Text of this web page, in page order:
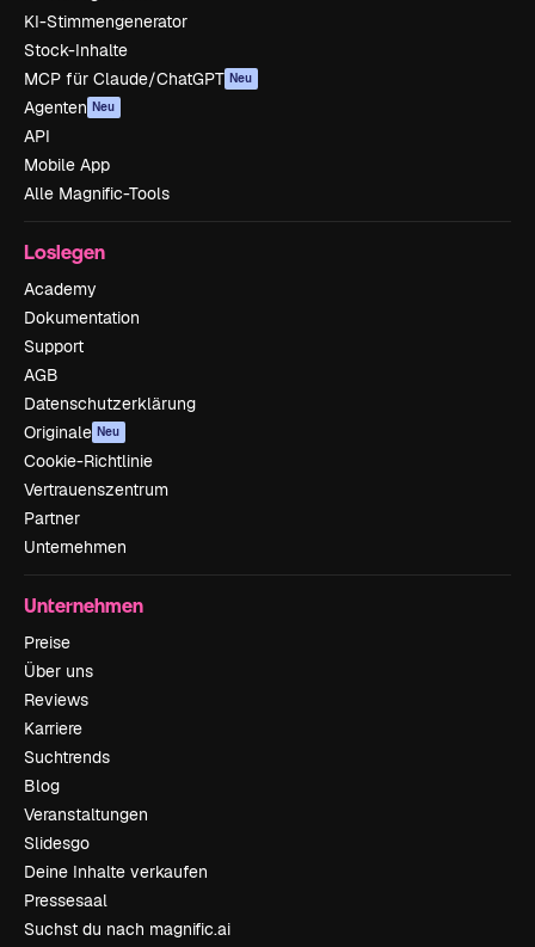
KI-Stimmengenerator
Stock-Inhalte
MCP für Claude/ChatGPT Neu
Agenten Neu
API
Mobile App
Alle Magnific-Tools
Loslegen
Academy
Dokumentation
Support
AGB
Datenschutzerklärung
Originale Neu
Cookie-Richtlinie
Vertrauenszentrum
Partner
Unternehmen
Unternehmen
Preise
Über uns
Reviews
Karriere
Suchtrends
Blog
Veranstaltungen
Slidesgo
Deine Inhalte verkaufen
Pressesaal
Suchst du nach magnific.ai